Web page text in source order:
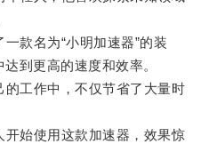
款名为“小明加速器”的装
到更高的速度和效率。
工作中，不仅节省了大量时
始使用这款加速器，效果惊